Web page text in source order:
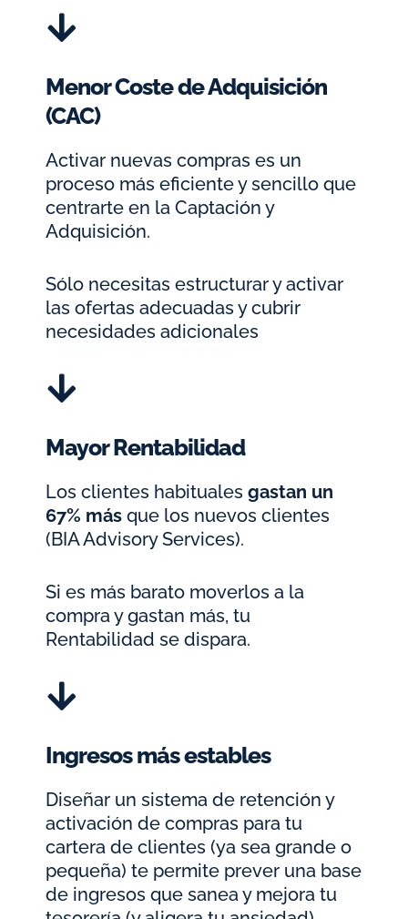
Menor Coste de Adquisición
(CAC)
Activar nuevas compras es un
proceso más eficiente y sencillo que
centrarte en la Captación y
Adquisición.
Sólo necesitas estructurar y activar
las ofertas adecuadas y cubrir
necesidades adicionales
Mayor Rentabilidad
Los clientes habituales gastan un
67% más que los nuevos clientes
(BIA Advisory Services).
Si es más barato moverlos a la
compra y gastan más, tu
Rentabilidad se dispara.
Ingresos más estables
Diseñar un sistema de retención y
activación de compras para tu
cartera de clientes (ya sea grande o
pequeña) te permite prever una base
de ingresos que sanea y mejora tu